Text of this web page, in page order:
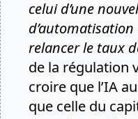
celui d’une
relancer le taux
de la régulation
croire que l’IA
que celle du